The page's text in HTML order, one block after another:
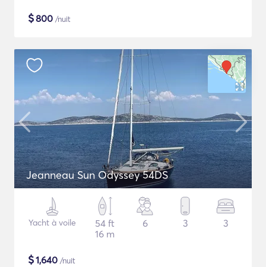
$800 /nuit
Jeanneau Sun Odyssey 54DS
Yacht à voile
54 ft
16 m
6 3 3
$1,640 /nuit